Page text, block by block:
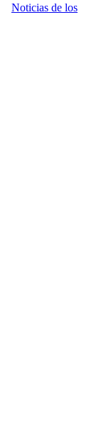
Noticias de los